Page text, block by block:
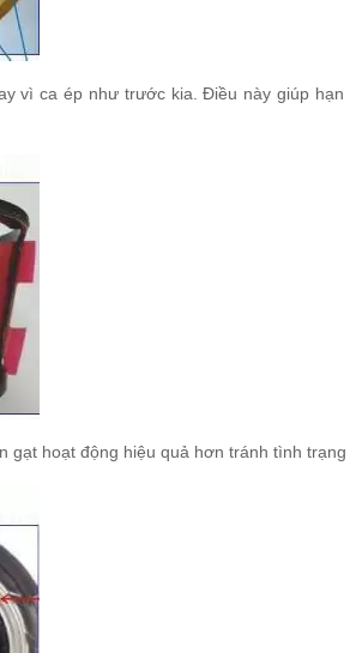
vì ca ép như trước kia. Điều này giúp
hoạt động hiệu quả hơn tránh tình